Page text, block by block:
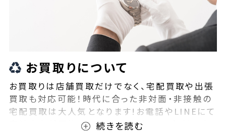
お買取りについて
お買取りは店舗買取だけでなく、宅配買取や出張
買取も対応可能！時代に合った非対面・非接触の
宅配買取は大人気となります!お電話やLINEにて
事前査定が可能となっております！また無料の宅